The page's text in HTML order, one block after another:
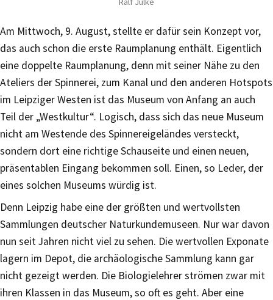
Am Mittwoch, 9. August, stellte er dafür sein Konzept vor,
das auch schon die erste Raumplanung enthält. Eigentlich
eine doppelte Raumplanung, denn mit seiner Nähe zu den
Ateliers der Spinnerei, zum Kanal und den anderen Hotspots
im Leipziger Westen ist das Museum von Anfang an auch
Teil der „Westkultur“. Logisch, dass sich das neue Museum
nicht am Westende des Spinnereigeländes versteckt,
sondern dort eine richtige Schauseite und einen neuen,
präsentablen Eingang bekommen soll. Einen, so Leder, der
eines solchen Museums würdig ist.
Denn Leipzig habe eine der größten und wertvollsten
Sammlungen deutscher Naturkundemuseen. Nur war davon
nun seit Jahren nicht viel zu sehen. Die wertvollen Exponate
lagern im Depot, die archäologische Sammlung kann gar
nicht gezeigt werden. Die Biologielehrer strömen zwar mit
ihren Klassen in das Museum, so oft es geht. Aber eine